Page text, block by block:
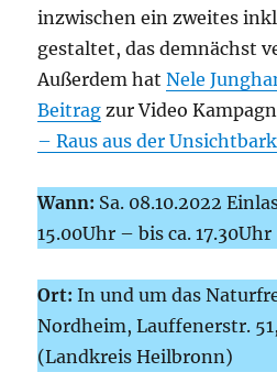
inzwischen ein zweites
gestaltet, das demnächst
Außerdem hatNele
Beitrag zur Video
– Raus aus der
Wann: Sa. 08.10.2022
15.00Uhr – bis ca. 17.30Uhr
Ort:In und um das
Nordheim, Lauffenerstr.
(Landkreis Heilbronn)